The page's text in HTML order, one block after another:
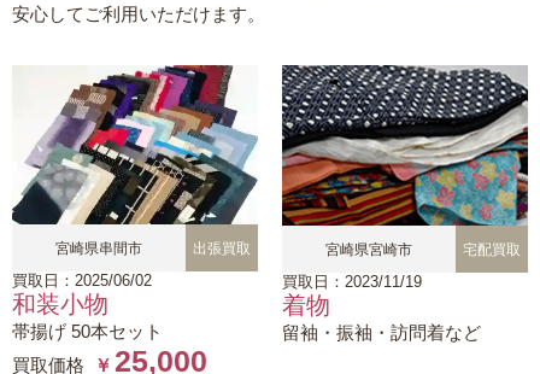
安心してご利用いただけます。
宮崎県串間市 出張買取
買取日：2025/06/02
和装小物
帯揚げ 50本セット
買取価格
￥ 25,000
宮崎県宮崎市 宅配買取
買取日：2023/11/19
着物
留袖・振袖・訪問着など